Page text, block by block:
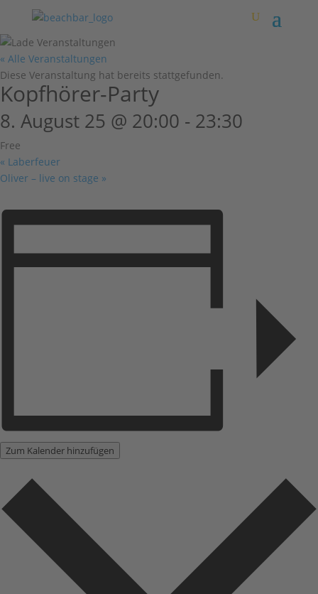
« Alle Veranstaltungen
Diese Veranstaltung hat bereits stattgefunden.
Kopfhörer-Party
8. August 25 @ 20:00 - 23:30
Free
« Laberfeuer
Oliver – live on stage »
Zum Kalender hinzufügen